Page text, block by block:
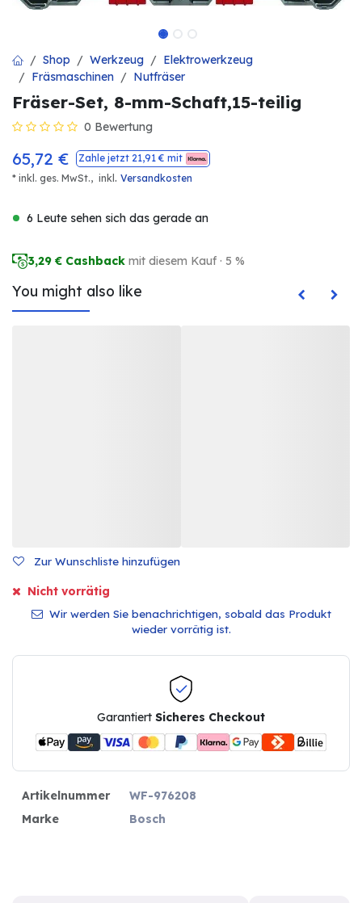
Shop Werkzeug
Elektrowerkzeug
Fräsmaschinen
Nutfräser
Fräser-Set, 8-mm-Schaft,15-teilig
0 Bewertung
65,72 € Zahle jetzt 21,91€ mit
* inkl. ges. MwSt., inkl . Versandkosten
6 Leute sehen sich das gerade an
3,29 € Cashback mit diesem Kauf · 5 %
You might also like
Zur Wunschliste hinzufügen
Nicht vorrätig
Wir werden Sie benachrichtigen, sobald das Produkt
wieder vorrätig ist.
Garantiert Sicheres Checkout
Artikelnummer
WF-976208
Marke
Bosch